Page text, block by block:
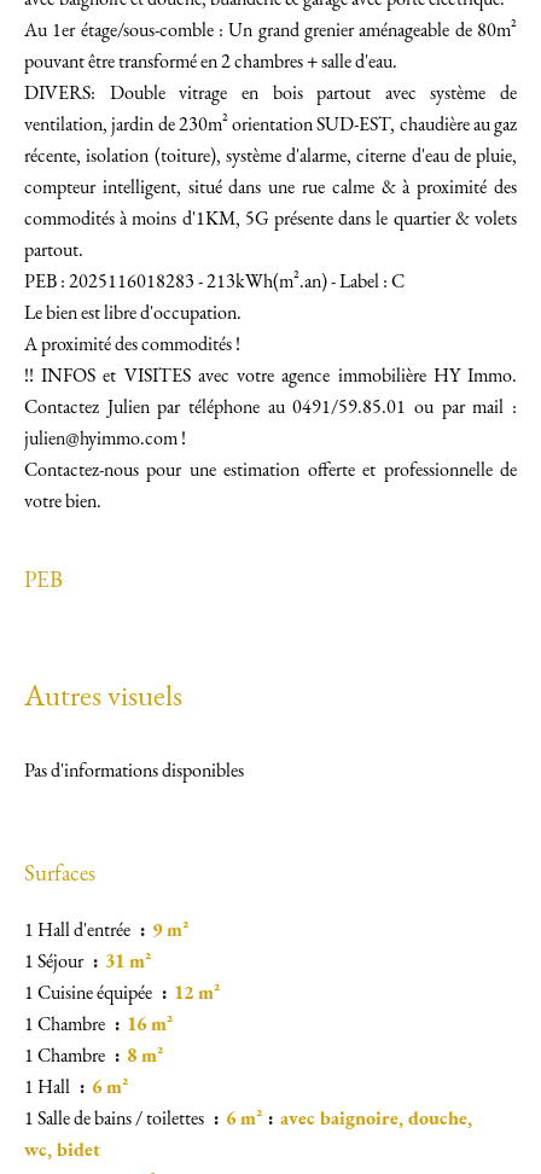
Au 1er étage/sous-comble : Un grand grenier aménageable de 80m²
pouvant être transformé en 2 chambres + salle d'eau.
DIVERS: Double vitrage en bois partout avec système de
ventilation, jardin de 230m² orientation SUD-EST, chaudière au gaz
récente, isolation (toiture), système d'alarme, citerne d'eau de pluie,
compteur intelligent, situé dans une rue calme & à proximité des
commodités à moins d'1KM, 5G présente dans le quartier & volets
partout.
PEB : 2025116018283 - 213kWh(m².an) - Label : C
Le bien est libre d'occupation.
A proximité des commodités !
!! INFOS et VISITES avec votre agence immobilière HY Immo.
Contactez Julien par téléphone au 0491/59.85.01 ou par mail :
julien@hyimmo.com !
Contactez-nous pour une estimation offerte et professionnelle de
votre bien.
PEB
Autres visuels
Pas d'informations disponibles
Surfaces
1 Hall d'entrée
9 m²
1 Séjour
31 m²
1 Cuisine équipée
12 m²
1 Chambre
16 m²
1 Chambre
8 m²
1 Hall
6 m²
1 Salle de bains / toilettes
6 m²
avec baignoire, douche,
wc, bidet